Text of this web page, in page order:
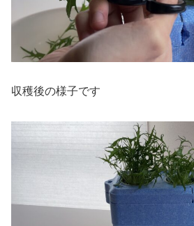
収穫後の様子です